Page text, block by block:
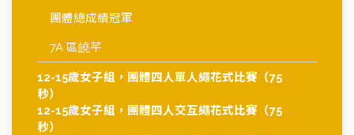
團體總成績冠軍
7A 區皢芊
12-15歲女子組，團體四人單人繩花式比賽（75
秒）
12-15歲女子組，團體四人交互繩花式比賽（75
秒）